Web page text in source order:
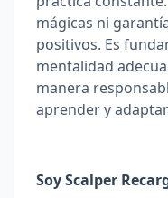
mágicas ni
positivos. Es
mentalidad
manera
aprender y
Soy Scalper